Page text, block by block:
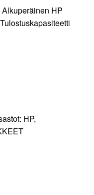
HP
HP,